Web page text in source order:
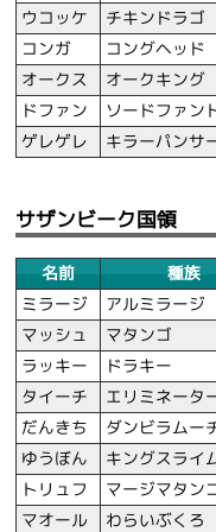
ウコッケ
チキンドラゴ
コンガ
コングヘッド
オークス
オークキング
ドファン
ソードファン
ゲレゲレ
キラーパンサ
サザンビーク国領
名前 種族
ミラージ
アルミラージ
マッシュ
マタンゴ
ラッキー
ドラキー
タイーチ
エリミネータ
だんきち
ダンビラムー
ゆうぼん
キングスライ
トリュフ
マージマタン
マオール
わらいぶくろ